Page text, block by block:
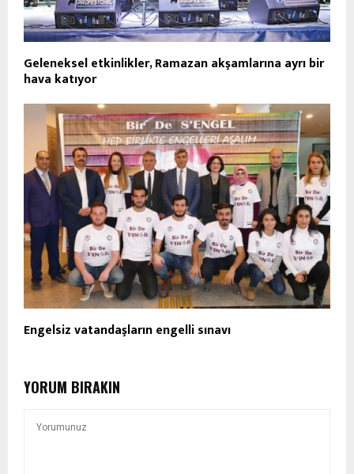
Geleneksel etkinlikler, Ramazan akşamlarına ayrı bir
hava katıyor
Engelsiz vatandaşların engelli sınavı
YORUM BIRAKIN